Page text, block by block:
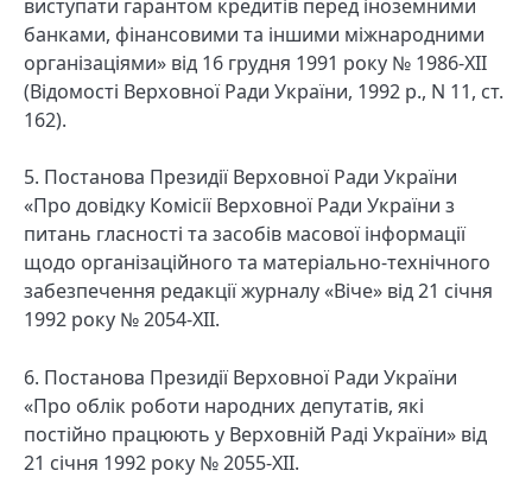
виступати гарантом кредитів перед іноземними
банками, фінансовими та іншими міжнародними
організаціями» від 16 грудня 1991 року № 1986-XII
(Відомості Верховної Ради України, 1992 р., N 11, ст.
162).
5. Постанова Президії Верховної Ради України
«Про довідку Комісії Верховної Ради України з
питань гласності та засобів масової інформації
щодо організаційного та матеріально-технічного
забезпечення редакції журналу «Віче» від 21 січня
1992 року № 2054-XII.
6. Постанова Президії Верховної Ради України
«Про облік роботи народних депутатів, які
постійно працюють у Верховній Раді України» від
21 січня 1992 року № 2055-XII.